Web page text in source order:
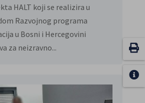
HALT koji se realizira u
Razvojnog programa
u Bosni i Hercegovini
za neizravno...